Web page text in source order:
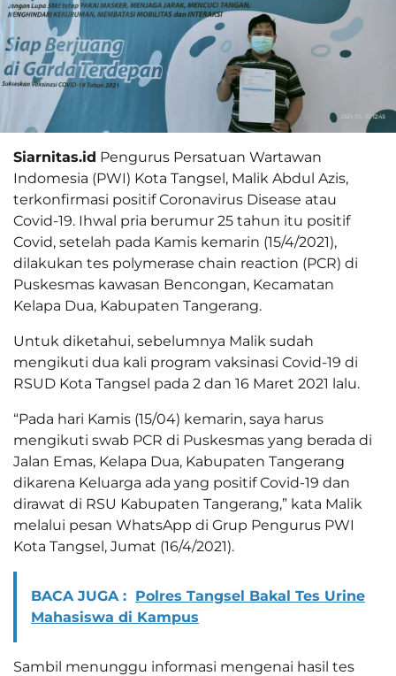
Siarnitas.id Pengurus Persatuan Wartawan
Indomesia (PWI) Kota Tangsel, Malik Abdul Azis,
terkonfirmasi positif Coronavirus Disease atau
Covid-19. Ihwal pria berumur 25 tahun itu positif
Covid, setelah pada Kamis kemarin (15/4/2021),
dilakukan tes polymerase chain reaction (PCR) di
Puskesmas kawasan Bencongan, Kecamatan
Kelapa Dua, Kabupaten Tangerang.
Untuk diketahui, sebelumnya Malik sudah
mengikuti dua kali program vaksinasi Covid-19 di
RSUD Kota Tangsel pada 2 dan 16 Maret 2021 lalu.
“Pada hari Kamis (15/04) kemarin, saya harus
mengikuti swab PCR di Puskesmas yang berada di
Jalan Emas, Kelapa Dua, Kabupaten Tangerang
dikarena Keluarga ada yang positif Covid-19 dan
dirawat di RSU Kabupaten Tangerang,” kata Malik
melalui pesan WhatsApp di Grup Pengurus PWI
Kota Tangsel, Jumat (16/4/2021).
BACA JUGA : Polres Tangsel Bakal Tes Urine
Mahasiswa di Kampus
Sambil menunggu informasi mengenai hasil tes